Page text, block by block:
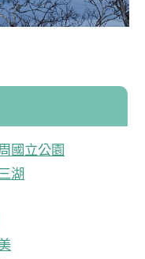
國立公園
湖